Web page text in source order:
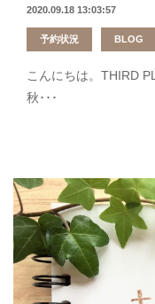
2020.09.18 13:03:57
予約状況 BLOG
こんにちは。THIRD
秋･･･